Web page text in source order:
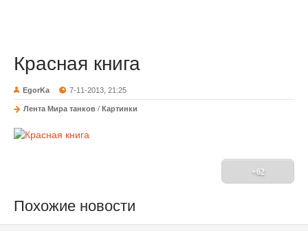
Красная книга
EgorKa 7-11-2013, 21:25
Лента Мира танков / Картинки
+62
Похожие новости